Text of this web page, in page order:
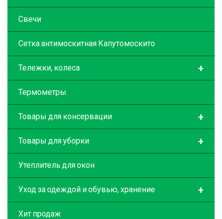
Свечи
Сетка антимоскитная Капутомоскито
+
Тележки, колеса
Термометры
+
Товары для консервации
+
Товары для уборки
Утеплитель для окон
+
Уход за одеждой и обувью, хранение
Хит продаж